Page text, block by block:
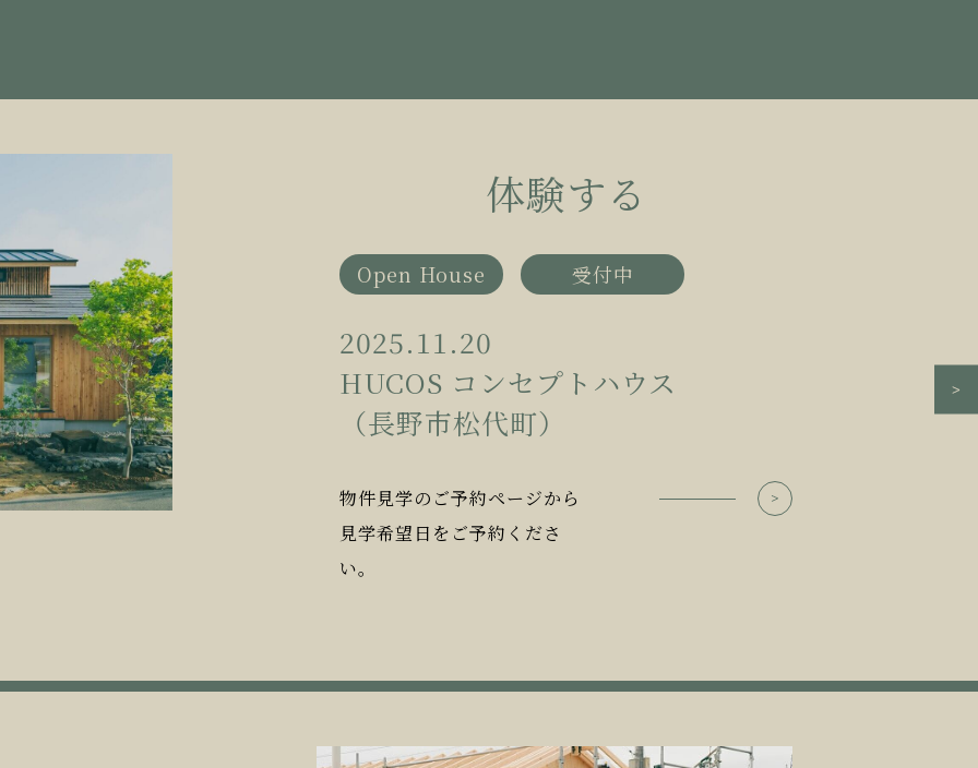
体験する
Open House 受付中
2025.11.20
HUCOS コンセプトハウス
（長野市松代町）
物件見学のご予約ページから
見学希望日をご予約くださ
い。